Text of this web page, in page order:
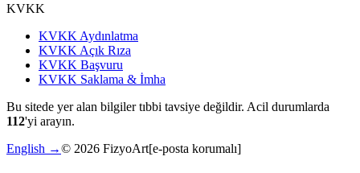
KVKK
KVKK Aydınlatma
KVKK Açık Rıza
KVKK Başvuru
KVKK Saklama & İmha
Bu sitede yer alan bilgiler tıbbi tavsiye değildir. Acil durumlarda
112'yi arayın.
English →© 2026 FizyoArt[e-posta korumalı]